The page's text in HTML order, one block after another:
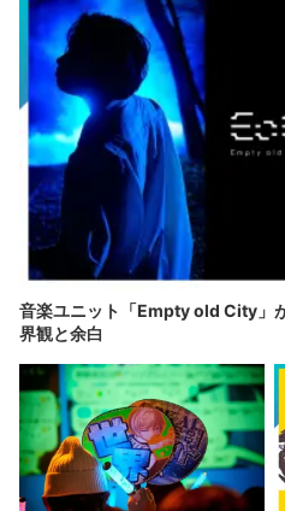
音楽ユニット「Empty old City」
界観と余白